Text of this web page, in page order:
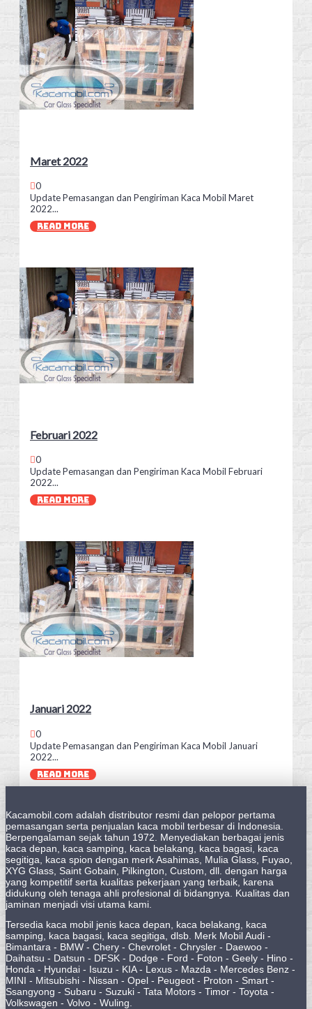
Maret 2022
0
Update Pemasangan dan Pengiriman Kaca Mobil Maret
2022...
READ MORE
Februari 2022
0
Update Pemasangan dan Pengiriman Kaca Mobil Februari
2022...
READ MORE
Januari 2022
0
Update Pemasangan dan Pengiriman Kaca Mobil Januari
2022...
READ MORE
Kacamobil.com adalah distributor resmi dan pelopor pertama
pemasangan serta penjualan kaca mobil terbesar di Indonesia.
Berpengalaman sejak tahun 1972. Menyediakan berbagai jenis
kaca depan, kaca samping, kaca belakang, kaca bagasi, kaca
segitiga, kaca spion dengan merk Asahimas, Mulia Glass, Fuyao,
XYG Glass, Saint Gobain, Pilkington, Custom, dll. dengan harga
yang kompetitif serta kualitas pekerjaan yang terbaik, karena
didukung oleh tenaga ahli profesional di bidangnya. Kualitas dan
jaminan menjadi visi utama kami.
Tersedia kaca mobil jenis kaca depan, kaca belakang, kaca
samping, kaca bagasi, kaca segitiga, dlsb. Merk Mobil Audi -
Bimantara - BMW - Chery - Chevrolet - Chrysler - Daewoo -
Daihatsu - Datsun - DFSK - Dodge - Ford - Foton - Geely - Hino -
Honda - Hyundai - Isuzu - KIA - Lexus - Mazda - Mercedes Benz -
MINI - Mitsubishi - Nissan - Opel - Peugeot - Proton - Smart -
Ssangyong - Subaru - Suzuki - Tata Motors - Timor - Toyota -
Volkswagen - Volvo - Wuling.